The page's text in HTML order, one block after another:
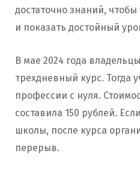
достаточно знаний,
и показать достойный
В мае 2024 года
трехдневный курс. Тогда
профессии с нуля.
составила 150 рублей.
школы, после курса
перерыв.